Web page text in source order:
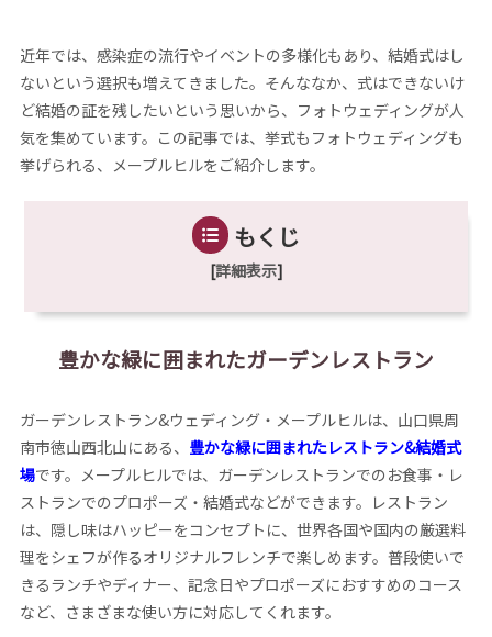
近年では、感染症の流行やイベントの多様化もあり、結婚式はし
ないという選択も増えてきました。そんななか、式はできないけ
ど結婚の証を残したいという思いから、フォトウェディングが人
気を集めています。この記事では、挙式もフォトウェディングも
挙げられる、メープルヒルをご紹介します。
もくじ
[詳細表示]
豊かな緑に囲まれたガーデンレストラン
ガーデンレストラン&ウェディング・メープルヒルは、山口県周
南市徳山西北山にある、 豊かな緑に囲まれたレストラン&結婚式
場です。メープルヒルでは、ガーデンレストランでのお食事・レ
ストランでのプロポーズ・結婚式などができます。レストラン
は、隠し味はハッピーをコンセプトに、世界各国や国内の厳選料
理をシェフが作るオリジナルフレンチで楽しめます。普段使いで
きるランチやディナー、記念日やプロポーズにおすすめのコース
など、さまざまな使い方に対応してくれます。